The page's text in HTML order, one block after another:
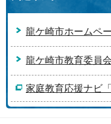
龍ケ崎市ホームペ
龍ケ崎市教育委員会
家庭教育応援ナビ